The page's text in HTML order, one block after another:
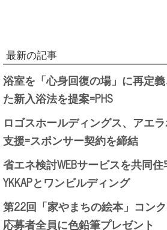
最新の記事
浴室を「心身回復の場」に再定
た新入浴法を提案=PHS
ロゴスホールディングス、アエ
支援=スポンサー契約を締結
省エネ検討WEBサービスを共同住
YKKAPとワンビルディング
第22回「家やまちの絵本」コン
応募者全員に色鉛筆プレゼント